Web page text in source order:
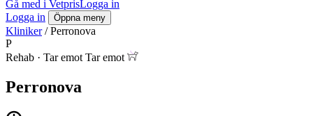
Gå med i VetprisLogga in
Logga in
Öppna meny
Kliniker / Perronova
P
Rehab · Tar emot Tar emot
Perronova